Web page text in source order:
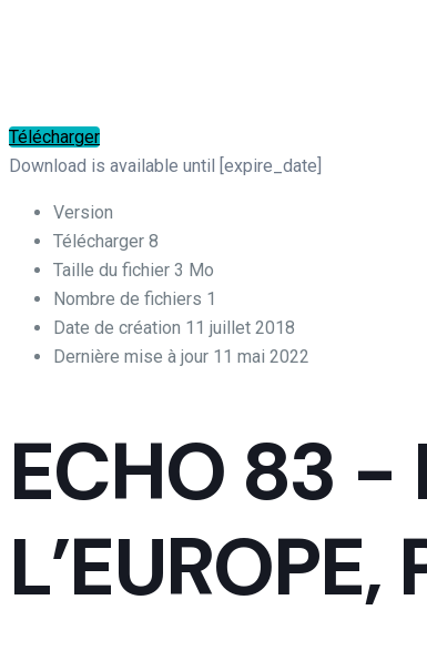
Télécharger
Download is available until [expire_date]
Version
Télécharger 8
Taille du fichier 3 Mo
Nombre de fichiers 1
Date de création 11 juillet 2018
Dernière mise à jour 11 mai 2022
ECHO 83 -